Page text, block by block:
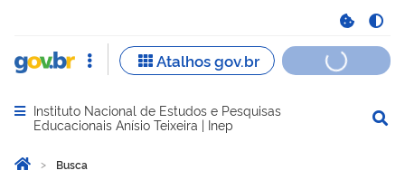
Abrir menu principal de navegação
Instituto Nacional de Estudos e Pesquisas
Educacionais Anísio Teixeira | Inep
Você está aqui:
Página Inicial
Busca